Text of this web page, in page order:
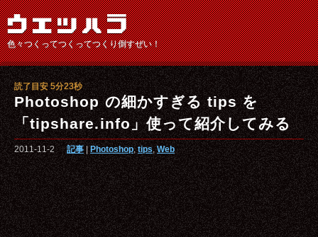
色々つくってつくってつくり倒すぜい！
Photoshop の細かすぎる tips を
「tipshare.info」使って紹介してみる
2011-11-2 記事|Photoshop,tips,Web
読了目安 5分23秒